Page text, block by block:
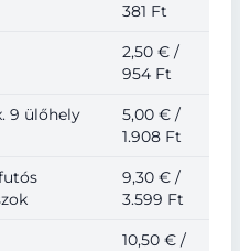
381 Ft
2,50 € /
954 Ft
9 ülőhely
5,00 € /
1.908 Ft
9,30 € /
3.599 Ft
10,50 € /